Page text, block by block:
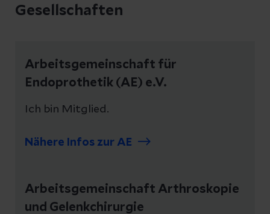
Gesellschaften
Arbeitsgemeinschaft für
Endoprothetik (AE) e.V.
Ich bin Mitglied.
Nähere Infos zur AE
Arbeitsgemeinschaft Arthroskopie
und Gelenkchirurgie